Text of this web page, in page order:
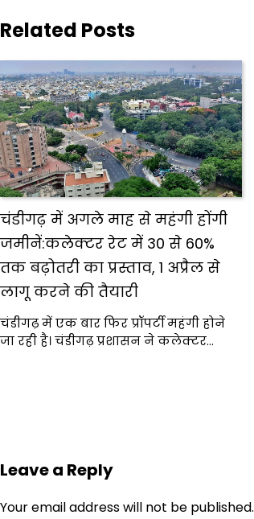
Related Posts
चंडीगढ़ में अगले माह से महंगी होंगी
जमीनें:कलेक्टर रेट में 30 से 60%
तक बढ़ोतरी का प्रस्ताव, 1 अप्रैल से
लागू करने की तैयारी
चंडीगढ़ में एक बार फिर प्रॉपर्टी महंगी होने
जा रही है। चंडीगढ़ प्रशासन ने कलेक्टर…
Leave a Reply
Your email address will not be published.